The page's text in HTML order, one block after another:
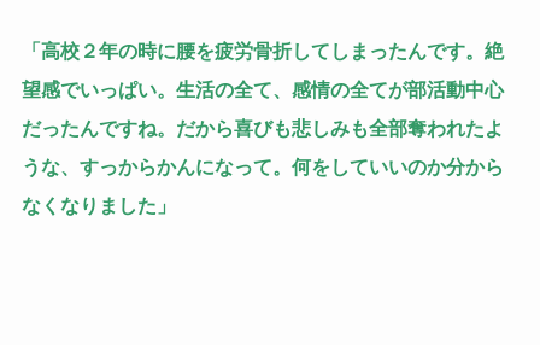
「高校２年の時に腰を疲労骨折してしまったんです。絶
望感でいっぱい。生活の全て、感情の全てが部活動中心
だったんですね。だから喜びも悲しみも全部奪われたよ
うな、すっからかんになって。何をしていいのか分から
なくなりました」